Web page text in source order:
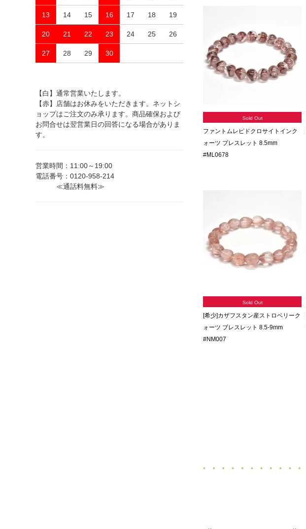
13 14 15 16 17 18 19
20 21 22 23 24 25 26
27 28 29 30
【白】通常営業いたします。
【赤】店舗はお休みをいただきます。ネットシ
ョップはご注文のみ承ります。商品確保および
お問合せは翌営業日の回答になる場合がありま
す。
営業時間：11:00～19:00
電話番号：0120-958-214
≪通話料無料≫
Sold Out
ファントムレピドクロサイトインク
ォーツ ブレスレット 8.5mm
#ML0678
Sold Out
[希少]カザフスタン産ストロベリーク
ォーツ ブレスレット 8.5-9mm
#NM007